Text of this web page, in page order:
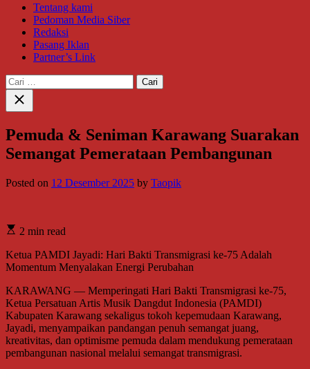
Tentang kami
Pedoman Media Siber
Redaksi
Pasang Iklan
Partner’s Link
Cari
untuk:
Close
search
Pemuda & Seniman Karawang Suarakan
Semangat Pemerataan Pembangunan
Posted on 12 Desember 2025 by Taopik
2 min read
Ketua PAMDI Jayadi: Hari Bakti Transmigrasi ke-75 Adalah
Momentum Menyalakan Energi Perubahan
KARAWANG — Memperingati Hari Bakti Transmigrasi ke-75,
Ketua Persatuan Artis Musik Dangdut Indonesia (PAMDI)
Kabupaten Karawang sekaligus tokoh kepemudaan Karawang,
Jayadi, menyampaikan pandangan penuh semangat juang,
kreativitas, dan optimisme pemuda dalam mendukung pemerataan
pembangunan nasional melalui semangat transmigrasi.